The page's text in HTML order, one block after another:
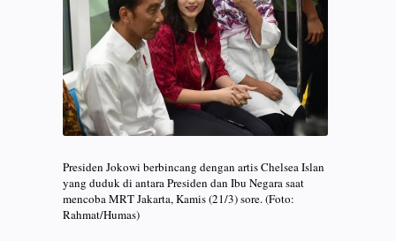
Presiden Jokowi berbincang dengan artis Chelsea Islan
yang duduk di antara Presiden dan Ibu Negara saat
mencoba MRT Jakarta, Kamis (21/3) sore. (Foto:
Rahmat/Humas)